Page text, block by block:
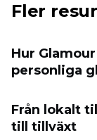
Fler
Hur
personliga
Från lokalt
till tillväxt